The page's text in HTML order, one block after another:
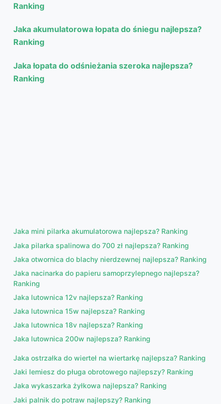
Ranking
Jaka akumulatorowa łopata do śniegu najlepsza?
Ranking
Jaka łopata do odśnieżania szeroka najlepsza?
Ranking
Jaka mini pilarka akumulatorowa najlepsza? Ranking
Jaka pilarka spalinowa do 700 zł najlepsza? Ranking
Jaka otwornica do blachy nierdzewnej najlepsza? Ranking
Jaka nacinarka do papieru samoprzylepnego najlepsza?
Ranking
Jaka lutownica 12v najlepsza? Ranking
Jaka lutownica 15w najlepsza? Ranking
Jaka lutownica 18v najlepsza? Ranking
Jaka lutownica 200w najlepsza? Ranking
Jaka ostrzałka do wierteł na wiertarkę najlepsza? Ranking
Jaki lemiesz do pługa obrotowego najlepszy? Ranking
Jaka wykaszarka żyłkowa najlepsza? Ranking
Jaki palnik do potraw najlepszy? Ranking